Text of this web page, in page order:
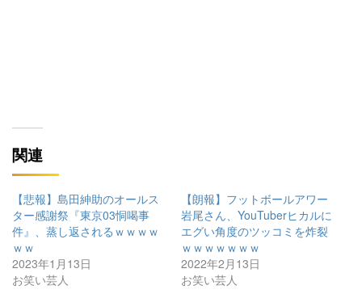
関連
【悲報】島田紳助のオールス
ター感謝祭『東京03恫喝事
件』、蒸し返されるｗｗｗｗ
ｗｗ
2023年1月13日
お笑い芸人
【朗報】フットボールアワー
岩尾さん、YouTuberヒカルに
エグい角度のツッコミを炸裂
ｗｗｗｗｗｗｗ
2022年2月13日
お笑い芸人